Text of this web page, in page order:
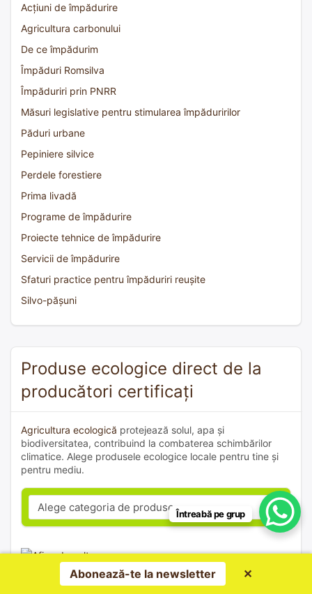
Acțiuni de împădurire
Agricultura carbonului
De ce împădurim
Împăduri Romsilva
Împăduriri prin PNRR
Măsuri legislative pentru stimularea împăduririlor
Păduri urbane
Pepiniere silvice
Perdele forestiere
Prima livadă
Programe de împădurire
Proiecte tehnice de împădurire
Servicii de împădurire
Sfaturi practice pentru împăduriri reușite
Silvo-pășuni
Produse ecologice direct de la
producători certificați
Agricultura ecologică protejează solul, apa și
biodiversitatea, contribuind la combaterea schimbărilor
climatice. Alege produsele ecologice locale pentru tine și
pentru mediu.
Afine de culturaAbonează-te la newsletter ✕
Întreabă pe grup